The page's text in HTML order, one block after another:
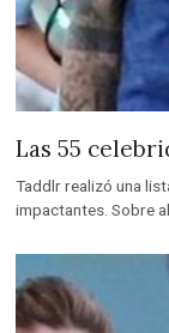
Las 55
Taddlr realizó una
impactantes. Sobre